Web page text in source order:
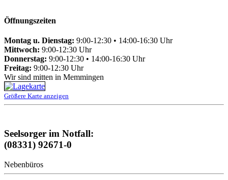
Öffnungszeiten
Montag u. Dienstag: 9:00-12:30 • 14:00-16:30 Uhr
Mittwoch: 9:00-12:30 Uhr
Donnerstag: 9:00-12:30 • 14:00-16:30 Uhr
Freitag: 9:00-12:30 Uhr
Wir sind mitten in Memmingen
Größere Karte anzeigen
Seelsorger im Notfall:
(08331) 92671-0
Nebenbüros